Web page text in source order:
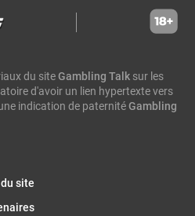
du Congo
lab
tanzanie
maroc
libéria
club
namibie
amusnet
du siteGambling Talk sur les
d'avoir un lien hypertexte vers
indication de paternitéGambling
site